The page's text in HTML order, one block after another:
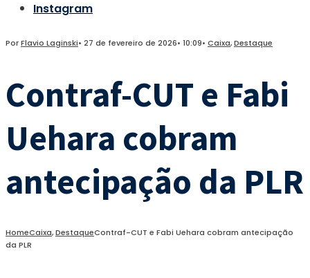
Instagram
PorFlavio Laginski• 27 de fevereiro de 2026• 10:09• Caixa,Destaque
Contraf-CUT e Fabi
Uehara cobram
antecipação da PLR
HomeCaixa,DestaqueContraf-CUT e Fabi Uehara cobram antecipação
da PLR